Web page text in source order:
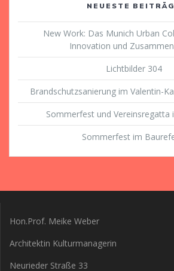
NEUESTE
New Work: Das Munich Urban
Innovation und
Lichtbilder 304
Brandschutzsanierung im Valentin-
Sommerfest und Vereinsregatta
Sommerfest im
Hon.Prof. Meike Weber
Architektin Kulturmanagerin
Neurieder Straße 33